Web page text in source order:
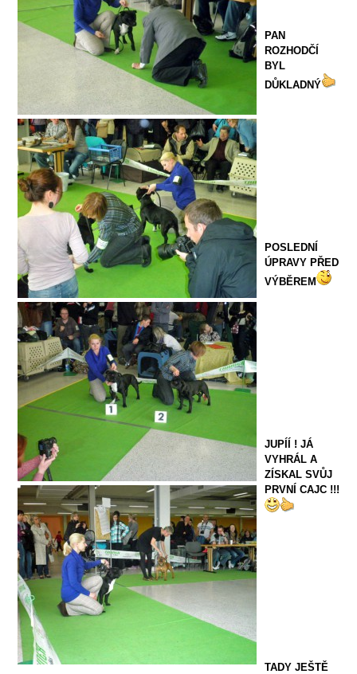
PAN
ROZHODČÍ
BYL
DŮKLADNÝ
POSLEDNÍ
ÚPRAVY PŘED
VÝBĚREM
JUPÍÍ ! JÁ
VYHRÁL A
ZÍSKAL SVŮJ
PRVNÍ CAJC !!!
TADY JEŠTĚ